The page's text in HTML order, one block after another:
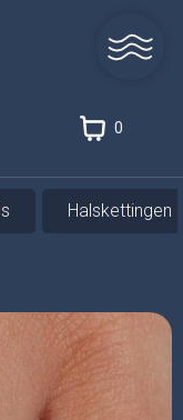
0
Halskettingen